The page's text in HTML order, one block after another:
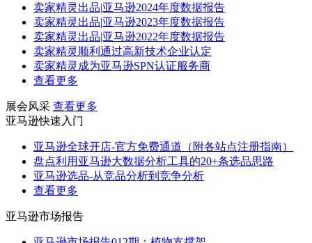
卖家精灵出品|亚马逊2024年度数据报告
卖家精灵出品|亚马逊2023年度数据报告
卖家精灵出品|亚马逊2022年度数据报告
卖家精灵顺利通过高新技术企业认定
卖家精灵成为亚马逊SPN认证服务商
查看更多
展会风采 查看更多
亚马逊快速入门
亚马逊全球开店-官方免费通道（附各站点注册指南）
盘点利用亚马逊大数据分析工具的20+条选品思路
亚马逊选品-从竞品分析到竞争分析
查看更多
亚马逊市场报告